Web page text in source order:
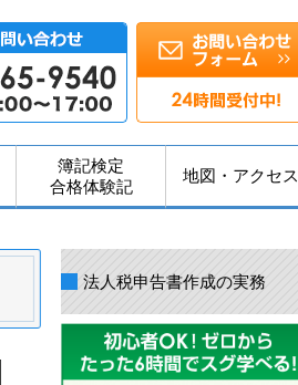
簿記検定
合格体験記
地図・アクセス
法人税申告書作成の実務